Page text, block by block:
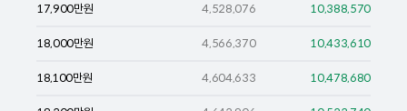
17,900만원 4,528,076 10,388,570
18,000만원 4,566,370 10,433,610
18,100만원 4,604,633 10,478,680